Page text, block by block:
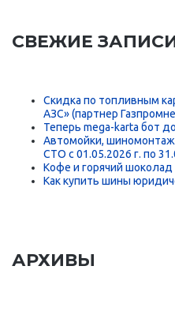
СВЕЖИЕ
Скидка по топливным
АЗС» (партнер
Теперь mega-karta бот
Автомойки, шиномонтаж
СТО с 01.05.2026 г. по
Кофе и горячий шоколад
Как купить шины
АРХИВЫ